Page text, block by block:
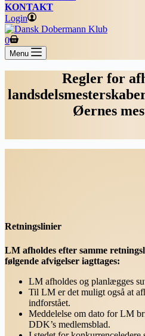
KONTAKT
Login
Shopping
cart
0
Menu
Regler for
Øernes
Retningslinier
LM afholdes efter samme
følgende afvigelser iagttages:
LM afholdes og planlægges
Til LM er det muligt også at
indforstået.
Meddelelse om dato for LM
DDK’s medlemsblad.